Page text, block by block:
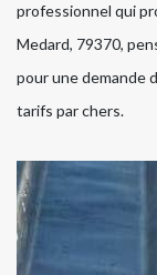
professionnel qui
Medard, 79370,
pour une demande
tarifs par chers.